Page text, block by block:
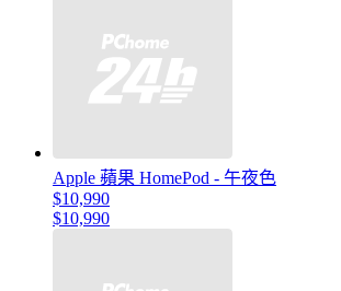
Apple 蘋果 HomePod - 午夜色
$10,990
$10,990